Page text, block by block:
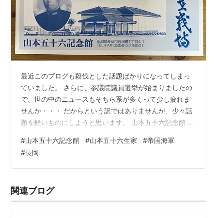
最近このブログも殺伐とした話題ばかりになってしまっ
ていました。 さらに、参議院議員選挙が始まりましたの
で、世の中のニュースもそちら系が多くって少し疲れま
せんか・・・ だからという訳ではありませんが、少々話
題を軽いものにしようと思います。 山本五十六記念館 先
した。 公式サイトはこちら yamamoto-isoroku.com 長
岡駅から歩いて10分ほどの距離ですが、私はゆっくり周
りを見ながら歩いたので15分くらいかかったかなと思い
ゆっくりと見学できました。 記念館の半券 館内は撮影禁
止ですので…
#山本五十六記念館 #山本五十六生家 #帝国海軍
#長岡
関連ブログ